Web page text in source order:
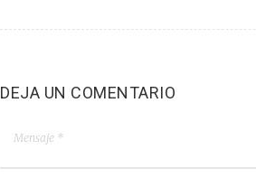
DEJA UN COMENTARIO